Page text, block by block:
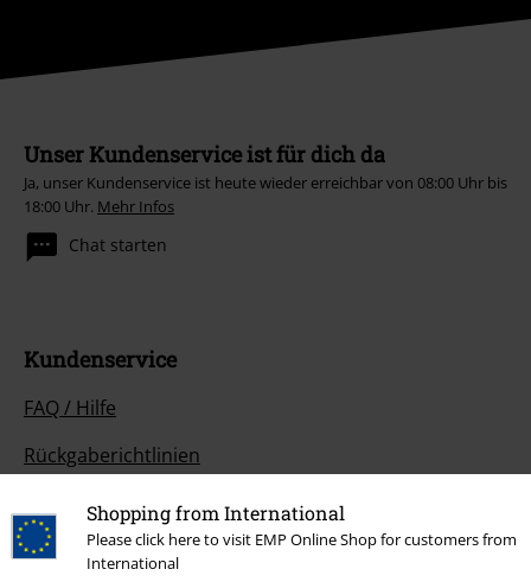
Shopping from International
Please click here to visit EMP Online Shop for customers from
International
Unser Kundenservice ist für dich da
Ja, unser Kundenservice ist heute wieder erreichbar von 08:00 Uhr bis
18:00 Uhr. Mehr Infos
Chat starten
Kundenservice
FAQ / Hilfe
Rückgaberichtlinien
Artikel zurücksenden
Größentabelle